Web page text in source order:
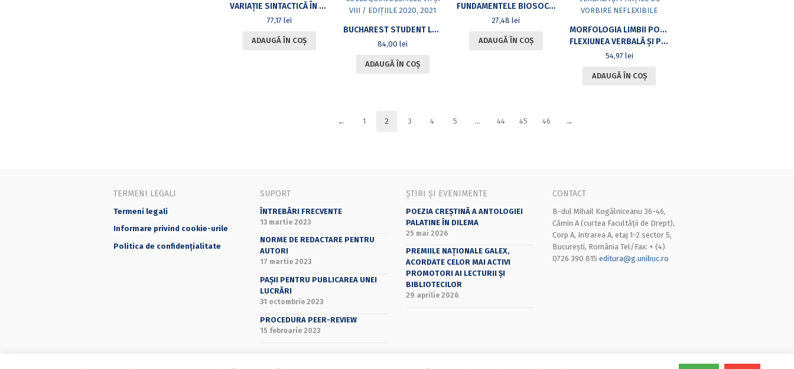
VARIAȚIE SINTACTICĂ ÎN ROMÂNA ACTUALĂ
77,17 lei
ADAUGĂ ÎN COȘ
BUCHAREST STUDENT LETTERS COLLOQUIAVOLUMELE VII ȘI VIII / EDIȚIILE 2020, 2021
84,00lei
ADAUGĂ ÎN COȘ
FUNDAMENTELE BIOSOCIALE ALE LIMBII
27,48lei
ADAUGĂ ÎN COȘ
MORFOLOGIA LIMBII POLONE
FLEXIUNEA VERBALĂ ȘI PĂRȚILE DE VORBIRE NEFLEXIBILE
54,97 lei
ADAUGĂ ÎN COȘ
← 1 2 3 4 5 … 44 45 46 →
TERMENI LEGALI
Termeni legali
Informare privind cookie-urile
Politica de confidențialitate
SUPORT
ÎNTREBĂRI FRECVENTE
13 martie 2023
NORME DE REDACTARE PENTRU
AUTORI
17 martie 2023
PAȘII PENTRU PUBLICAREA UNEI
LUCRĂRI
31 octombrie 2023
PROCEDURA PEER-REVIEW
15 februarie 2023
ȘTIRI ȘI EVENIMENTE
POEZIA CREȘTINĂ A ANTOLOGIEI
PALATINE ÎN DILEMA
25 mai 2026
PREMIILE NAȚIONALE GALEX,
ACORDATE CELOR MAI ACTIVI
PROMOTORI AI LECTURII ȘI
BIBLIOTECILOR
29 aprilie 2026
CONTACT
B-dul Mihail Kogălniceanu 36-46,
Cămin A (curtea Facultății de Drept),
Corp A, Intrarea A, etaj 1-2 sector 5,
București, România Tel/Fax: + (4)
0726 390 815 editura@g.unibuc.ro